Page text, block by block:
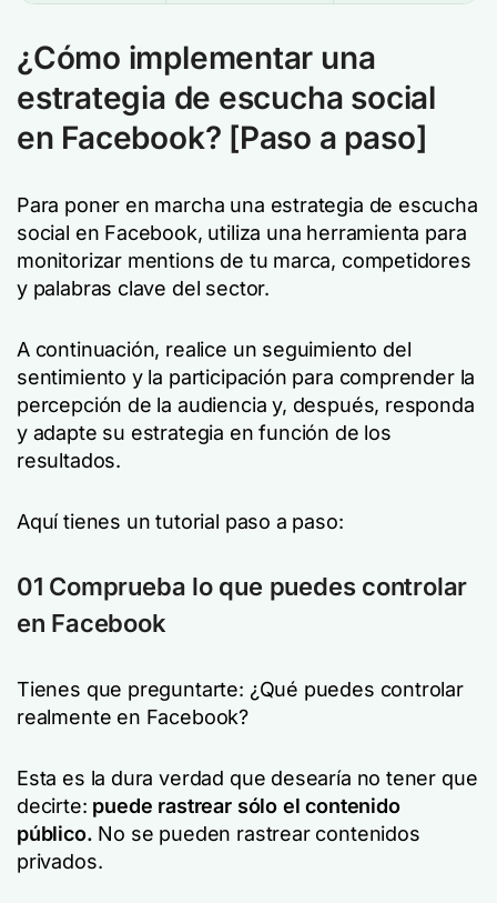
¿Cómo implementar una
estrategia de escucha social
en Facebook? [Paso a paso]
Para poner en marcha una estrategia de escucha
social en Facebook, utiliza una herramienta para
monitorizar mentions de tu marca, competidores
y palabras clave del sector.
A continuación, realice un seguimiento del
sentimiento y la participación para comprender la
percepción de la audiencia y, después, responda
y adapte su estrategia en función de los
resultados.
Aquí tienes un tutorial paso a paso:
01 Comprueba lo que puedes controlar
en Facebook
Tienes que preguntarte: ¿Qué puedes controlar
realmente en Facebook?
Esta es la dura verdad que desearía no tener que
decirte: puede rastrear sólo el contenido
público. No se pueden rastrear contenidos
privados.